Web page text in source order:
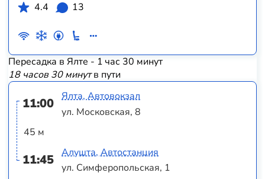
4.4
13
Пересадка в Ялте - 1 час 30 минут
18 часов 30 минутв пути
11:00
45 м
11:45
Ялта, Автовокзал
ул. Московская, 8
Алушта, Автостанция
ул. Симферопольская, 1